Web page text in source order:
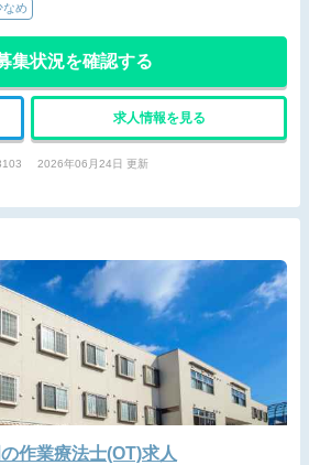
なめ
集状況を確認する
求人情報を見る
2026年06月24日 更新
作業療法士(OT)求人